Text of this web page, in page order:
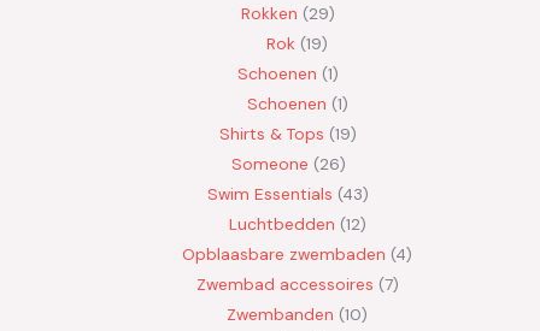
Rokken
29
Rok 19
Schoenen 1
Schoenen 1
Shirts & Tops 19
Someone 26
Swim Essentials 43
Luchtbedden 12
Opblaasbare zwembaden 4
Zwembad accessoires 7
Zwembanden 10